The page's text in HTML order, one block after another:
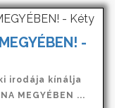
-
irodája kínálja
MEGYÉBEN ...